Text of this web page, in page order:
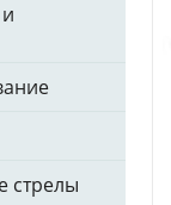
стрелы